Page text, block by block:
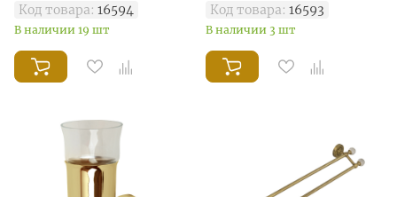
Код товара: 16594
В наличии 19 шт
Код товара: 16593
В наличии 3 шт